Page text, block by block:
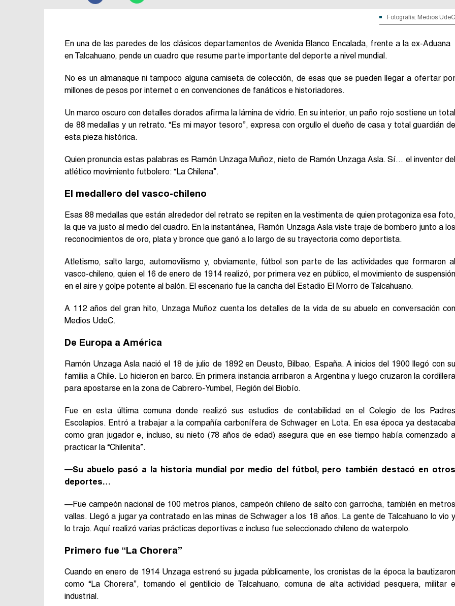
Fotografía: Medios UdeC
En una de las paredes de los clásicos departamentos de Avenida Blanco Encalada, frente a la ex-Aduana
en Talcahuano, pende un cuadro que resume parte importante del deporte a nivel mundial.
No es un almanaque ni tampoco alguna camiseta de colección, de esas que se pueden llegar a ofertar por
millones de pesos por internet o en convenciones de fanáticos e historiadores.
Un marco oscuro con detalles dorados afirma la lámina de vidrio. En su interior, un paño rojo sostiene un total
de 88 medallas y un retrato. “Es mi mayor tesoro”, expresa con orgullo el dueño de casa y total guardián de
esta pieza histórica.
Quien pronuncia estas palabras es Ramón Unzaga Muñoz, nieto de Ramón Unzaga Asla. Sí… el inventor del
atlético movimiento futbolero: “La Chilena”.
El medallero del vasco-chileno
Esas 88 medallas que están alrededor del retrato se repiten en la vestimenta de quien protagoniza esa foto,
la que va justo al medio del cuadro. En la instantánea, Ramón Unzaga Asla viste traje de bombero junto a los
reconocimientos de oro, plata y bronce que ganó a lo largo de su trayectoria como deportista.
Atletismo, salto largo, automovilismo y, obviamente, fútbol son parte de las actividades que formaron al
vasco-chileno, quien el 16 de enero de 1914 realizó, por primera vez en público, el movimiento de suspensión
en el aire y golpe potente al balón. El escenario fue la cancha del Estadio El Morro de Talcahuano.
A 112 años del gran hito, Unzaga Muñoz cuenta los detalles de la vida de su abuelo en conversación con
Medios UdeC.
De Europa a América
Ramón Unzaga Asla nació el 18 de julio de 1892 en Deusto, Bilbao, España. A inicios del 1900 llegó con su
familia a Chile. Lo hicieron en barco. En primera instancia arribaron a Argentina y luego cruzaron la cordillera
para apostarse en la zona de Cabrero-Yumbel, Región del Biobío.
Fue en esta última comuna donde realizó sus estudios de contabilidad en el Colegio de los Padres
Escolapios. Entró a trabajar a la compañía carbonífera de Schwager en Lota. En esa época ya destacaba
como gran jugador e, incluso, su nieto (78 años de edad) asegura que en ese tiempo había comenzado a
practicar la “Chilenita”.
—Su abuelo pasó a la historia mundial por medio del fútbol, pero también destacó en otros
deportes…
—Fue campeón nacional de 100 metros planos, campeón chileno de salto con garrocha, también en metros
vallas. Llegó a jugar ya contratado en las minas de Schwager a los 18 años. La gente de Talcahuano lo vio y
lo trajo. Aquí realizó varias prácticas deportivas e incluso fue seleccionado chileno de waterpolo.
Primero fue “La Chorera”
Cuando en enero de 1914 Unzaga estrenó su jugada públicamente, los cronistas de la época la bautizaron
como “La Chorera”, tomando el gentilicio de Talcahuano, comuna de alta actividad pesquera, militar e
industrial.